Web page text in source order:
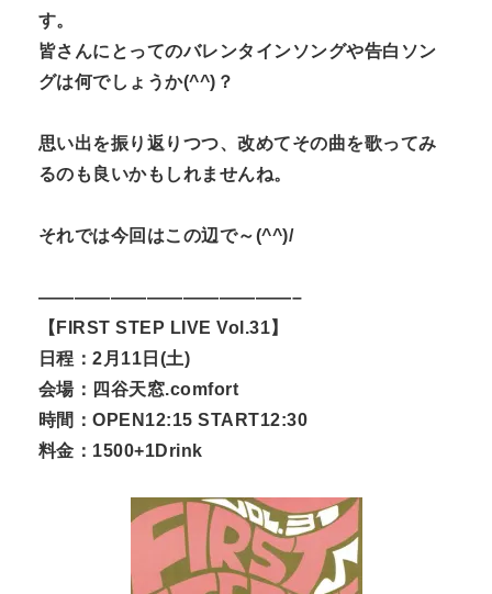
す。
皆さんにとってのバレンタインソングや告白ソン
グは何でしょうか(^^)？
思い出を振り返りつつ、改めてその曲を歌ってみ
るのも良いかもしれませんね。
それでは今回はこの辺で～(^^)/
——————————————–
【FIRST STEP LIVE Vol.31】
日程：2月11日(土)
会場：四谷天窓.comfort
時間：OPEN12:15 START12:30
料金：1500+1Drink